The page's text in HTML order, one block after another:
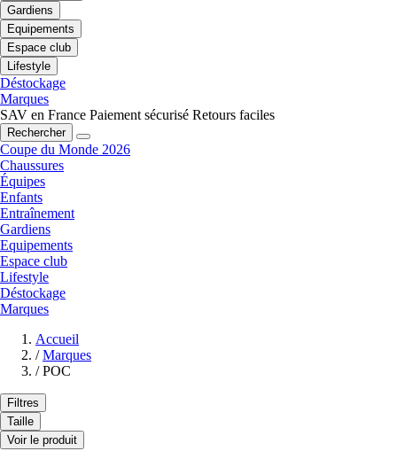
Gardiens
Equipements
Espace club
Lifestyle
Déstockage
Marques
SAV en France Paiement sécurisé Retours faciles
Rechercher
Coupe du Monde 2026
Chaussures
Équipes
Enfants
Entraînement
Gardiens
Equipements
Espace club
Lifestyle
Déstockage
Marques
Accueil
/ Marques
/ POC
Filtres
Taille
Voir le produit